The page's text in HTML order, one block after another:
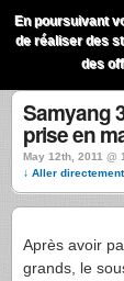
Samyang
prise en
May 12th, 2011 @
↓ Aller
Après avoir
grands, le
En poursuivant
de réaliser des
des